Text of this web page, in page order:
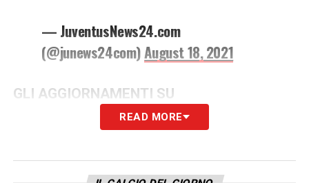
— JuventusNews24.com
(@junews24com)August 18, 2021
GLI AGGIORNAMENTI SU
JUVENTUSNEWS24
LA PLAYLIST DELLE NOSTRE TOP NEWS
READ MORE